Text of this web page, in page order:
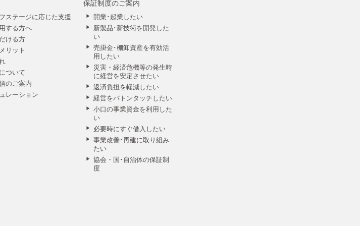
ステージに応じた支援
する方へ
ける方
リット
ついて
のご案内
レーション
保証制度のご案内
開業･起業したい
新製品･新技術を開発した
い
売掛金･棚卸資産を有効活
用したい
災害・経済危機等の発生時
に経営を安定させたい
返済負担を軽減したい
経営をバトンタッチしたい
小口の事業資金を利用した
い
必要時にすぐ借入したい
事業改善･再建に取り組み
たい
協会・国･自治体の保証制
度